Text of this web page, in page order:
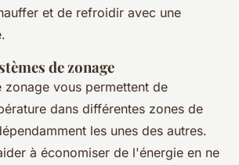
et de refroidir avec une
de zonage
zonage vous permettent de
dans différentes zones de
les unes des autres.
à économiser de l'énergie en ne